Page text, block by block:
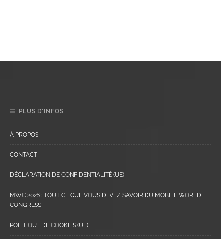
PLUS D’INFOS
À PROPOS
CONTACT
DÉCLARATION DE CONFIDENTIALITÉ (UE)
MWC 2026 : TOUT CE QUE VOUS DEVEZ SAVOIR DU MOBILE WORLD
CONGRESS
POLITIQUE DE COOKIES (UE)